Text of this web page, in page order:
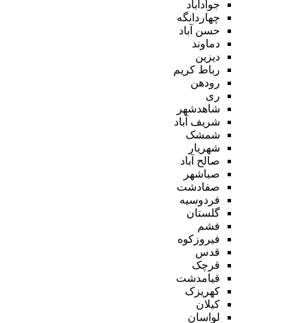
جوادآباد
چهاردانگه
حسن آباد
دماوند
دیزین
رباط کریم
رودهن
ری
شاهدشهر
شریف آباد
شمشک
شهریار
صالح آباد
صباشهر
صفادشت
فردوسیه
گلستان
فشم
فیروزکوه
قدس
قرچک
قیامدشت
کهریزک
کیلان
لواسان